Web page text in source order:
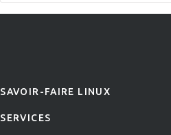
SAVOIR-FAIRE LINUX
SERVICES